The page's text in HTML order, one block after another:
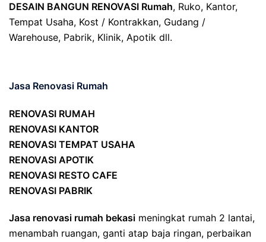
DESAIN BANGUN RENOVASI Rumah, Ruko, Kantor,
Tempat Usaha, Kost / Kontrakkan, Gudang /
Warehouse, Pabrik, Klinik, Apotik dll.
Jasa Renovasi Rumah
RENOVASI RUMAH
RENOVASI KANTOR
RENOVASI TEMPAT USAHA
RENOVASI APOTIK
RENOVASI RESTO CAFE
RENOVASI PABRIK
Jasa renovasi rumah bekasi meningkat rumah 2 lantai,
menambah ruangan, ganti atap baja ringan, perbaikan